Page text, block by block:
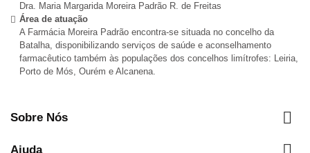
Dra. Maria Margarida Moreira Padrão R. de Freitas
Área de atuação
A Farmácia Moreira Padrão encontra-se situada no concelho da
Batalha, disponibilizando serviços de saúde e aconselhamento
farmacêutico também às populações dos concelhos limítrofes: Leiria,
Porto de Mós, Ourém e Alcanena.
Sobre Nós 
Ajuda